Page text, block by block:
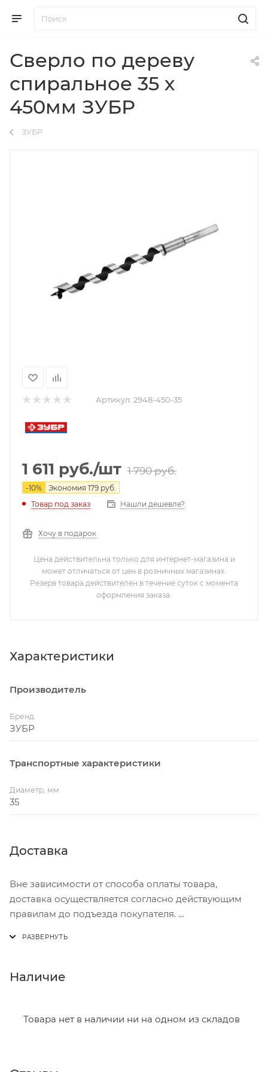
Сверло по дереву
спиральное 35 х
450мм ЗУБР
ЗУБР
Артикул: 2948-450-35
1 611 руб./шт 1 790руб.
-10% Экономия 179 руб.
Товар под заказ
Нашли дешевле?
Хочу в подарок
Цена действительна только для интернет-магазина и
может отличаться от цен в розничных магазинах.
Резерв товара действителен в течение суток с момента
оформления заказа.
Характеристики
Производитель
Бренд
ЗУБР
Транспортные характеристики
Диаметр, мм
35
Доставка
Вне зависимости от способа оплаты товара,
доставка осуществляется согласно действующим
правилам до подъезда покупателя.
В субботу с 8:00 до 15:00
- зоны доставки;
Наличие
Товара нет в наличии ни на одном из складов